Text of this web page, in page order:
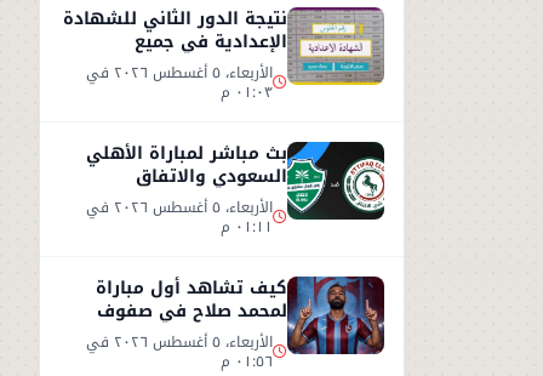
نتيجة الدور الثاني للشهادة
الإعدادية في جميع
المحافظات الأربعاء، ٥ أغسطس ٢٠٢٦ في
٠١:٠٣ م
بث مباشر لمباراة الأهلي
السعودي والاتفاق
الأربعاء، ٥ أغسطس ٢٠٢٦ في
٠١:١١ م
كيف تشاهد أول مباراة
لمحمد صلاح في صفوف
طرابزون سبور التركي الأربعاء، ٥ أغسطس ٢٠٢٦ في
٠١:٥٦ م